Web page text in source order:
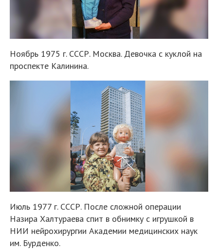
Ноябрь 1975 г. СССР. Москва. Девочка с куклой на
проспекте Калинина.
Июль 1977 г. СССР. После сложной операции
Назира Халтураева спит в обнимку с игрушкой в
НИИ нейрохирургии Академии медицинских наук
им. Бурденко.